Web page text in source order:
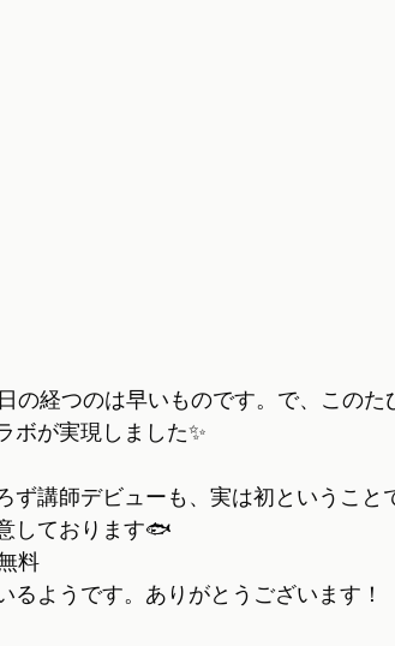
の経つのは早いものです。で、このた
ボが実現しました✨
ず講師デビューも、実は初ということ
しております🐟
料
るようです。ありがとうございます！